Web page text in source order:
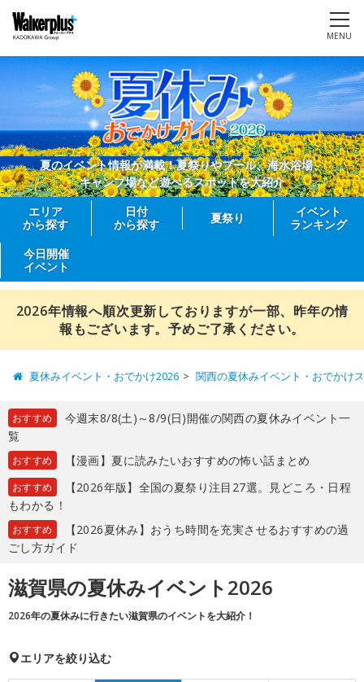
MENU
夏のイベント情報が満載！夏祭りやプール、海水浴場、
キャンプ場など遊べるスポットを大紹介
エリア
から探す
日付
から探す
夏祭り
イベント
ランキング
今日開催
イベント
2026年情報へ順次更新しておりますが一部、昨年の情
報もございます。予めご了承ください。
夏休みイベント・おでかけ2026 関西の夏休みイベント・おでかけ
おすすめ
今週末8/8(土)～8/9(日)開催の関西の夏休みイベント一
覧
おすすめ 【漫画】夏に読みたいおすすめの怖い話まとめ
おすすめ
【2026年版】全国の夏祭り注目27選。見どころ・日程
もわかる！
おすすめ
【2026夏休み】おうち時間を充実させるおすすめの過
ごし方ガイド
滋賀県の夏休みイベント2026
2026年の夏休みに行きたい滋賀県のイベントを大紹介！
エリアを絞り込む